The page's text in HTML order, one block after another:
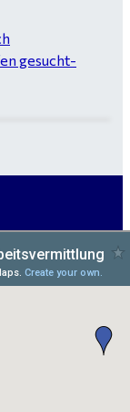
gesucht-
gesucht -